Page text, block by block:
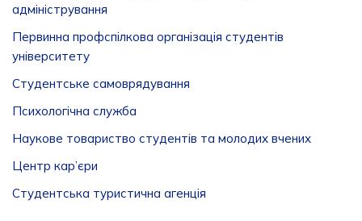
адміністрування
Первинна профспілкова організація студентів
університету
Студентське самоврядування
Психологічна служба
Наукове товариство студентів та молодих вчених
Центр кар’єри
Студентська туристична агенція